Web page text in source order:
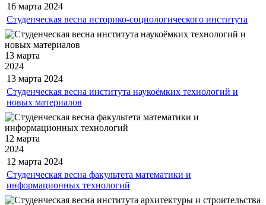
16 марта 2024
Студенческая весна историко-социологического института
13 марта
2024
13 марта 2024
Студенческая весна института наукоёмких технологий и
новых материалов
12 марта
2024
12 марта 2024
Студенческая весна факультета математики и
информационных технологий